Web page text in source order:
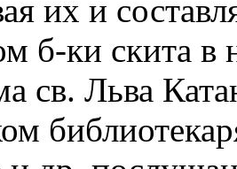
их и
б-ки скита
св. Льва